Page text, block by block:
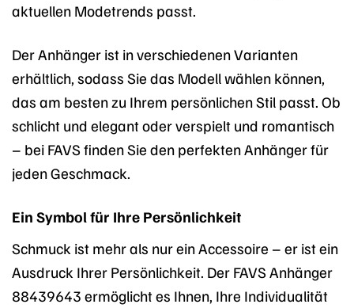
aktuellen Modetrends passt.
Der Anhänger ist in verschiedenen Varianten
erhältlich, sodass Sie das Modell wählen können,
das am besten zu Ihrem persönlichen Stil passt. Ob
schlicht und elegant oder verspielt und romantisch
– bei FAVS finden Sie den perfekten Anhänger für
jeden Geschmack.
Ein Symbol für Ihre Persönlichkeit
Schmuck ist mehr als nur ein Accessoire – er ist ein
Ausdruck Ihrer Persönlichkeit. Der FAVS Anhänger
88439643 ermöglicht es Ihnen, Ihre Individualität